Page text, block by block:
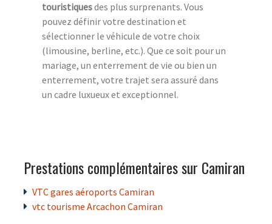
touristiquesdes plus surprenants. Vous
pouvez définir votre destination et
sélectionner le véhicule de votre choix
(limousine, berline, etc.). Que ce soit pour un
mariage, un enterrement de vie ou bien un
enterrement, votre trajet sera assuré dans
un cadre luxueux et exceptionnel.
Prestations complémentaires sur Camiran
VTC gares aéroports Camiran
vtc tourisme Arcachon Camiran